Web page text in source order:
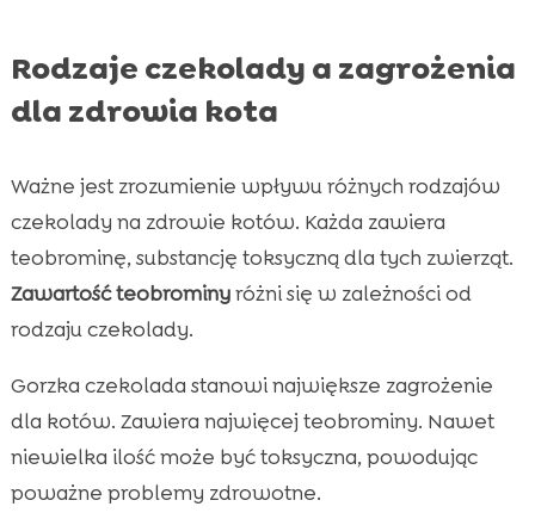
Rodzaje czekolady a zagrożenia
dla zdrowia kota
Ważne jest zrozumienie wpływu różnych rodzajów
czekolady na zdrowie kotów. Każda zawiera
teobrominę, substancję toksyczną dla tych zwierząt.
Zawartość teobrominyróżni się w zależności od
rodzaju czekolady.
Gorzka czekolada stanowi największe zagrożenie
dla kotów. Zawiera najwięcej teobrominy. Nawet
niewielka ilość może być toksyczna, powodując
poważne problemy zdrowotne.